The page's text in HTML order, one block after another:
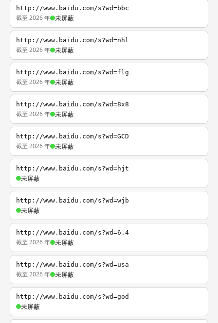
http://www.baidu.com/s?wd=bbc
截至 2026 年 未屏蔽
http://www.baidu.com/s?wd=nhl
截至 2026 年 未屏蔽
http://www.baidu.com/s?wd=flg
截至 2026 年 未屏蔽
http://www.baidu.com/s?wd=8x8
截至 2026 年 未屏蔽
http://www.baidu.com/s?wd=GCD
截至 2026 年 未屏蔽
http://www.baidu.com/s?wd=hjt
未屏蔽
http://www.baidu.com/s?wd=wjb
未屏蔽
http://www.baidu.com/s?wd=6.4
截至 2026 年 未屏蔽
http://www.baidu.com/s?wd=usa
截至 2026 年 未屏蔽
http://www.baidu.com/s?wd=god
未屏蔽